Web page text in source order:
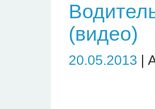
(видео)
20.05.2013 |